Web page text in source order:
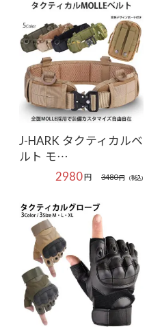
J-HARK タクティカルベ
ルト モ…
3480円 (税込)
2980円